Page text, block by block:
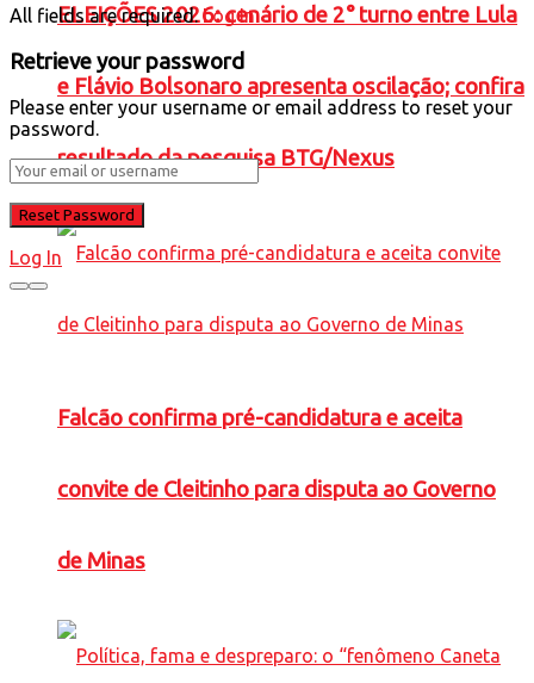
ELEIÇÕES 2026: cenário de 2° turno entre Lula
e Flávio Bolsonaro apresenta oscilação; confira
resultado da pesquisa BTG/Nexus
Falcão confirma pré-candidatura e aceita
convite de Cleitinho para disputa ao Governo
de Minas
All fields are required. Log In
Retrieve your password
Please enter your username or email address to reset your
password.
Log In